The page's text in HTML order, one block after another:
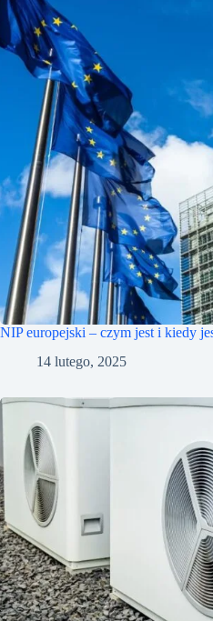
NIP europejski – czym jest i kiedy
14 lutego, 2025